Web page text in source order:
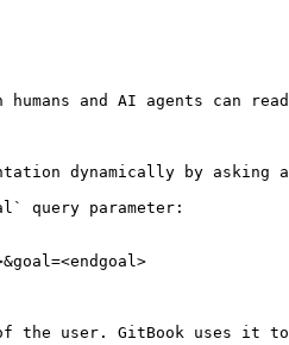
and AI agents can
dynamically by asking
query parameter:
the user. GitBook uses it